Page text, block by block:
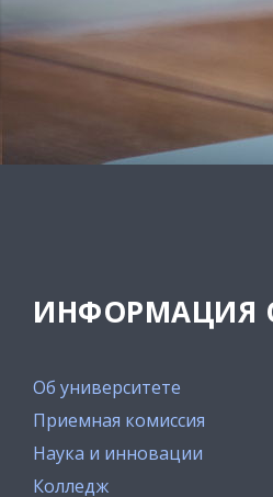
ИНФОРМАЦИЯ
Об университете
Приемная комиссия
Наука и инновации
Колледж